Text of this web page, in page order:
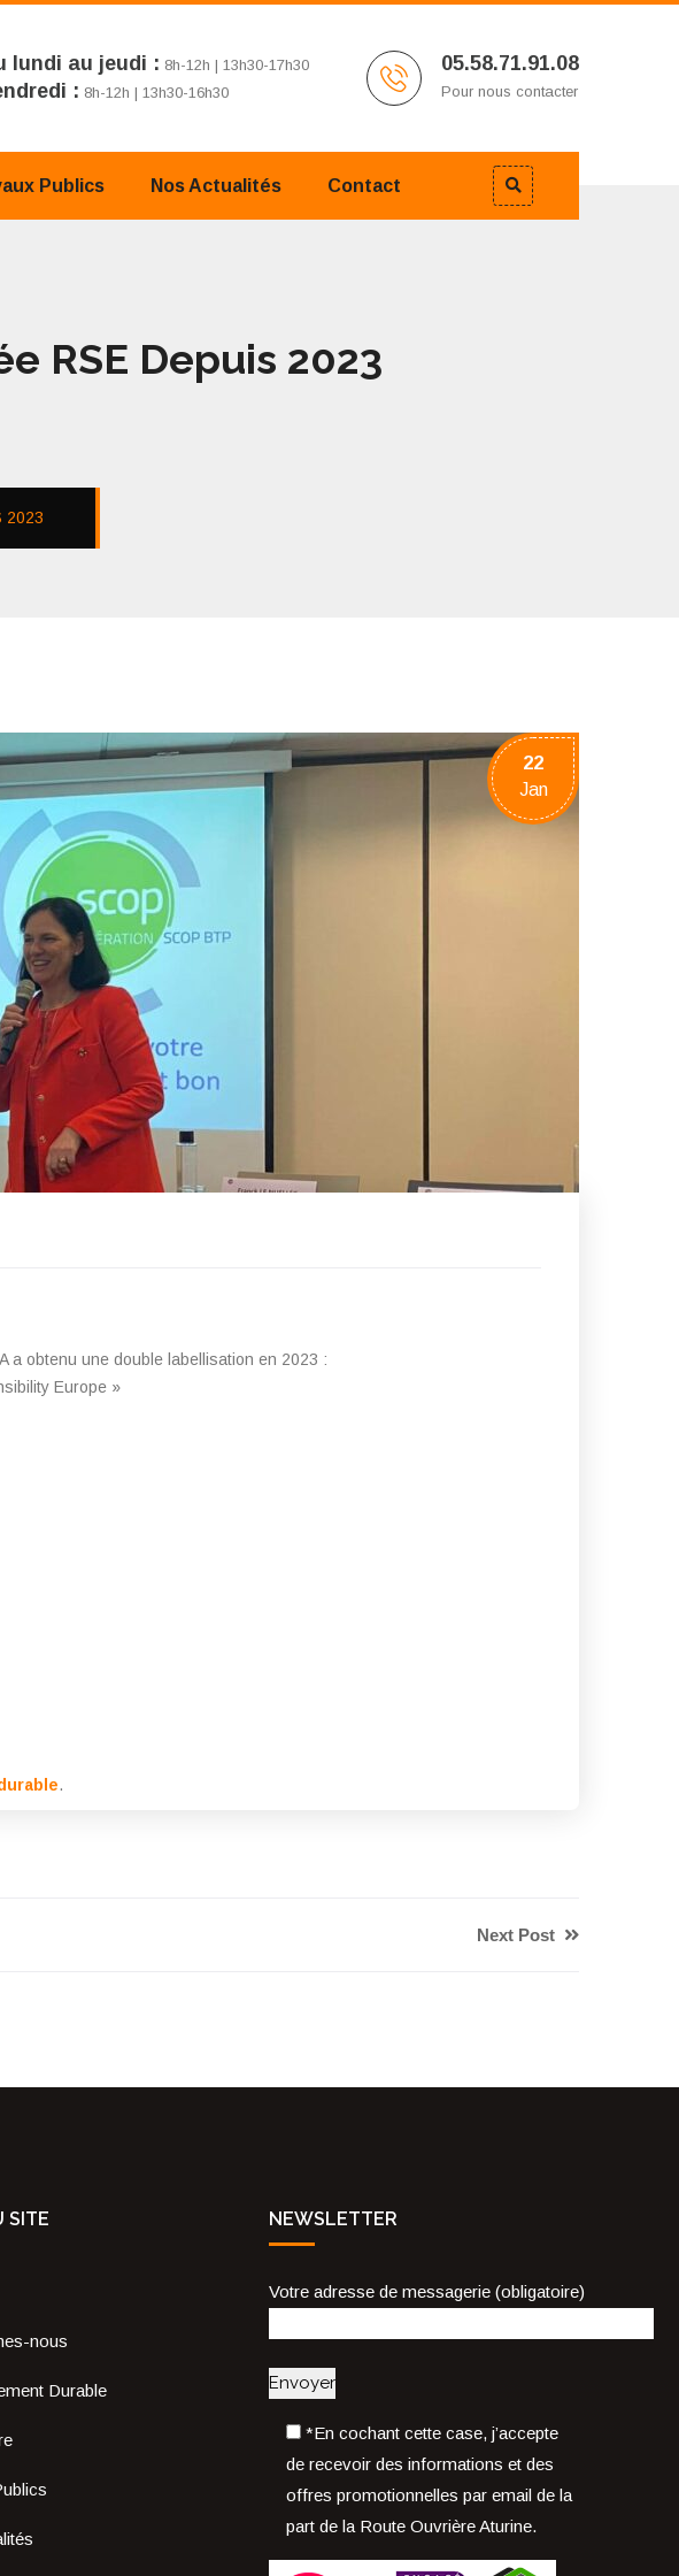
lundi au jeudi : 8h-12h | 13h30-17h30
: 8h-12h | 13h30-16h30
05.58.71.91.08
Pour nous contacter
Publics Nos Actualités Contact
RSE Depuis 2023
2023
22
Jan
a obtenu une double labellisation en 2023 :
Europe »
.
Next Post
SITE
nous
Durable
NEWSLETTER
Votre adresse de messagerie (obligatoire)
*En cochant cette case, j’accepte
de recevoir des informations et des
offres promotionnelles par email de la
part de la Route Ouvrière Aturine.